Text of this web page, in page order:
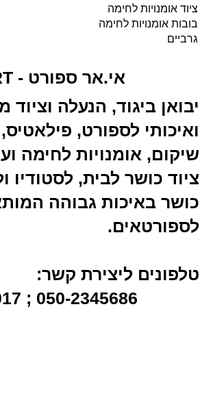
A.R SPORT - אי.אר ספורט
יבואן ביגוד, הנעלה וציוד
ואיכותי לספורט, פילאטיס,
שיקום, אומנויות לחימה
ציוד כושר לבית, לסטודיו
כושר באיכות גבוהה
לספורטאים.
טלפונים ליצירת קשר:
; 050-2345686
ציוד אומנויות לחימה
בובות אומנויות לחימה
גרביים